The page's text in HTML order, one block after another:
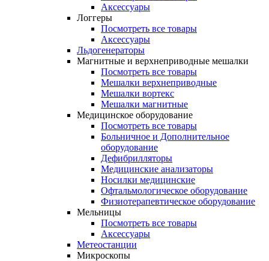
Аксессуары
Логгеры
Посмотреть все товары
Аксессуары
Льдогенераторы
Магнитные и верхнеприводные мешалки
Посмотреть все товары
Мешалки верхнеприводные
Мешалки вортекс
Мешалки магнитные
Медицинское оборудование
Посмотреть все товары
Больничное и Дополнительное
оборудование
Дефибрилляторы
Медицинские анализаторы
Носилки медицинские
Офтальмологическое оборудование
Физиотерапевтическое оборудование
Мельницы
Посмотреть все товары
Аксессуары
Метеостанции
Микроскопы